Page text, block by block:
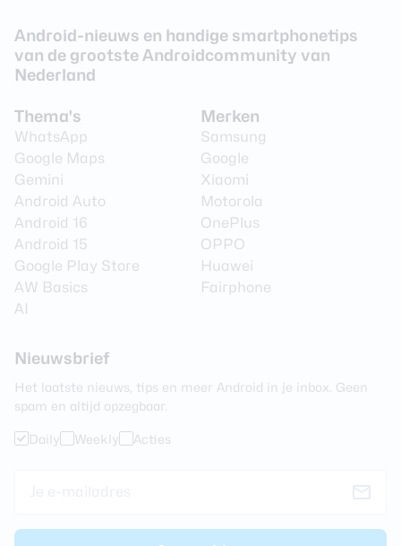
Android-nieuws en handige smartphonetips
van de grootste Androidcommunity van
Nederland
Thema's
WhatsApp
Google Maps
Gemini
Android Auto
Android 16
Android 15
Google Play Store
AW Basics
AI
Merken
Samsung
Google
Xiaomi
Motorola
OnePlus
OPPO
Huawei
Fairphone
Nieuwsbrief
Het laatste nieuws, tips en meer Android in je inbox. Geen
spam en altijd opzegbaar.
Daily Weekly Acties